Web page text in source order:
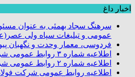
اخبار داغ
سرهنگ سجاد بهمئی به عنوان
عمومی و تبلیغات سپاه ولی
فردوسی، معمار وحدت و نگهبان
اطلاعیه شماره ۳ روابط عمومی شرکت فولاد خوزستان
اطلاعیه شماره ۲ روابط عمومی شرکت فولاد خوزستان
اطلاعیه روابط عمومی شرکت